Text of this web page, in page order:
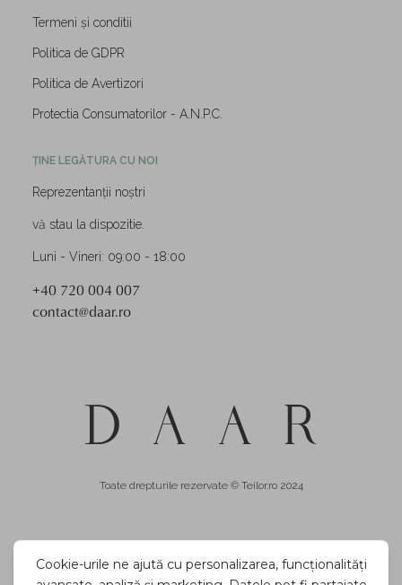
Termeni și conditii
Politica de GDPR
Politica de Avertizori
Protectia Consumatorilor - A.N.P.C.
ȚINE LEGĂTURA CU NOI
Reprezentanții noștri
vă stau la dispozitie.
Luni - Vineri: 09:00 - 18:00
+40 720 004 007
contact@daar.ro
Toate drepturile rezervate © Teilor.ro 2024